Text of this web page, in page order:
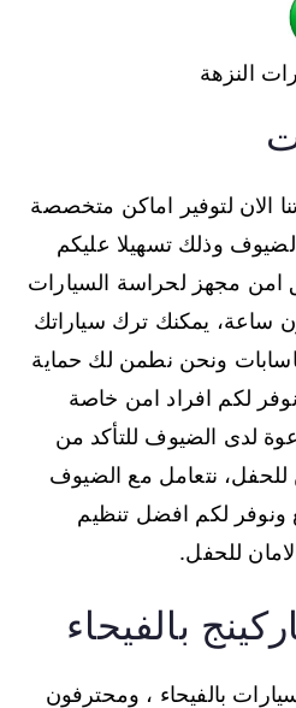
النزهة
الان لتوفير اماكن متخصصة
وذلك تسهيلا عليكم
امن مجهز لحراسة السيارات
ساعة، يمكنك ترك سياراتك
ونحن نطمن لك حماية
لكم افراد امن خاصة
لدى الضيوف للتأكد من
نتعامل مع الضيوف
ونوفر لكم افضل تنظيم
للحفل.
بالفيحاء
بالفيحاء ، ومحترفون